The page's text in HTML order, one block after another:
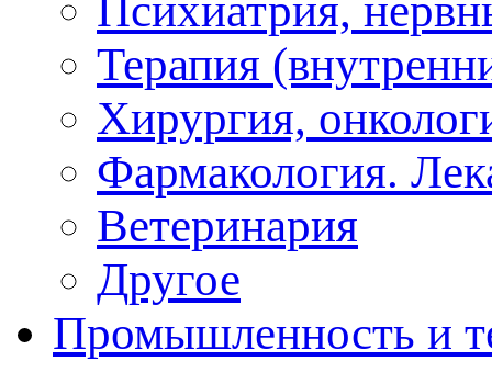
Терапия
Хирургия,
Фармакология.
Ветеринария
Другое
Промышленность и